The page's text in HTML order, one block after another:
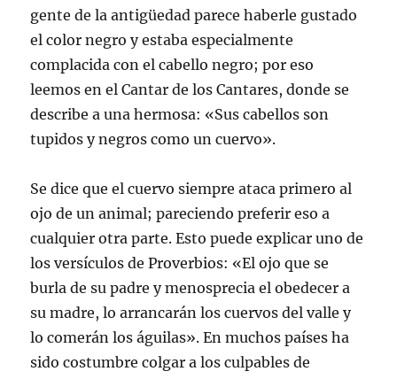
gente de la antigüedad parece haberle gustado
el color negro y estaba especialmente
complacida con el cabello negro; por eso
leemos en el Cantar de los Cantares, donde se
describe a una hermosa: «Sus cabellos son
tupidos y negros como un cuervo».
Se dice que el cuervo siempre ataca primero al
ojo de un animal; pareciendo preferir eso a
cualquier otra parte. Esto puede explicar uno de
los versículos de Proverbios: «El ojo que se
burla de su padre y menosprecia el obedecer a
su madre, lo arrancarán los cuervos del valle y
lo comerán los águilas». En muchos países ha
sido costumbre colgar a los culpables de